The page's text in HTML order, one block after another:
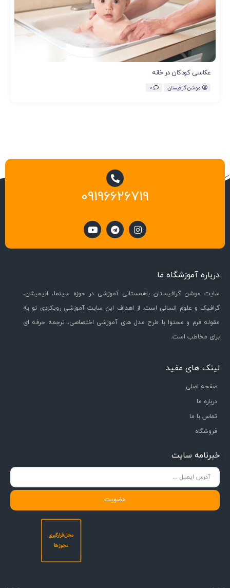
عکاسی کودکان در خانه
موشن گرافیستان 0
09196626719
درباره آموزشگاه ما
سایت موشن گرافیستان باهمستانی آموزشی در حوزه سینما، انیمیشن،
گرافیک و علوم انسانی است. از اهداف این سایت آموزشی رویکردی نو به
مقوله فرم و محتوا با طرح مدل های آموزشی اختصاصی، ترجمه حرفه ای
برای مخاطب است.
لینک های مفید
صفحه اصلی
درباره ما
تماس با ما
فروشگاه
خبرنامه سایت
عضویت